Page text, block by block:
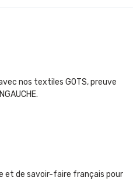
nos textiles GOTS, preuve
et de savoir-faire français pour